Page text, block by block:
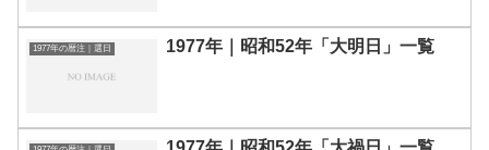
1977年の暦注｜選日 1977年｜昭和52年「大明日」一覧